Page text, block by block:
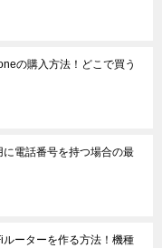
の購入方法！どこで買う
電話番号を持つ場合の最
ーターを作る方法！機種